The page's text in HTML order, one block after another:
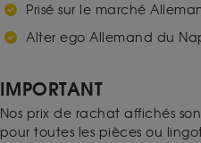
Prisé sur le marché
Alter ego Allemand du
IMPORTANT
Nos prix de rachat affichés
pour toutes les pièces ou